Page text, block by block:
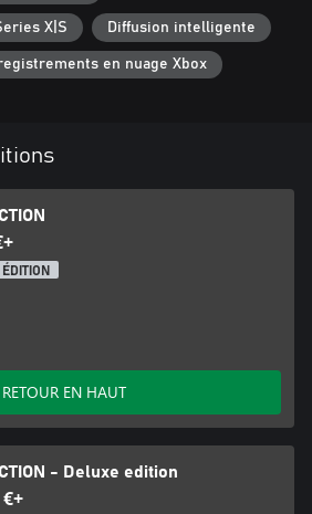
X|S Diffusion intelligente
en nuage Xbox
RETOUR EN HAUT
- Deluxe edition